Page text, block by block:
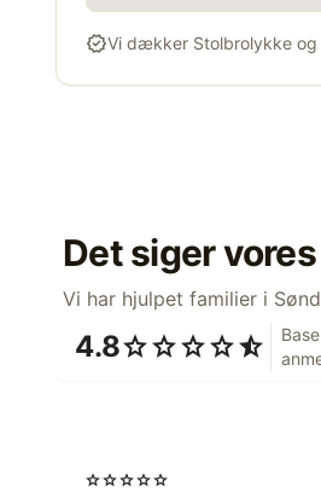
verifiedVi dækker Stolbrolykke
Det siger
Vi har hjulpet familier i
4.8starstarstarstarstar_half
starstarstarstarstar